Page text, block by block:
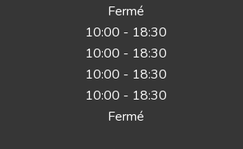
Fermé
10:00 - 18:30
10:00 - 18:30
10:00 - 18:30
10:00 - 18:30
Fermé